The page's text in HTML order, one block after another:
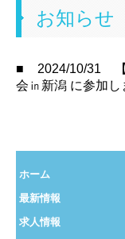
企業情報
ご挨拶
事業概要
コンプライアン
お知らせ
■2024/10/31
会㏌新潟 に参加し
ホーム
最新情報
求人情報